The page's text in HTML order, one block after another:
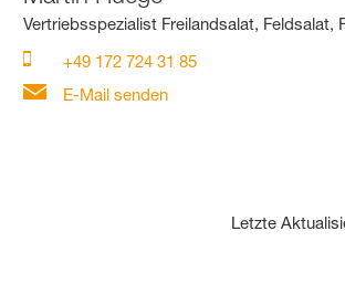
Vertriebsspezialist Freilandsalat, Feldsalat,
+49 172 724 31 85
E-Mail senden
Letzte